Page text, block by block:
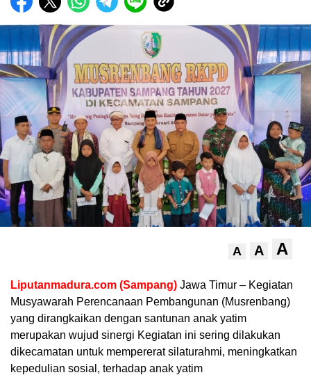
A A A
Liputanmadura.com (Sampang) Jawa Timur – Kegiatan
Musyawarah Perencanaan Pembangunan (Musrenbang)
yang dirangkaikan dengan santunan anak yatim
merupakan wujud sinergi Kegiatan ini sering dilakukan
dikecamatan untuk mempererat silaturahmi, meningkatkan
kepedulian sosial, terhadap anak yatim